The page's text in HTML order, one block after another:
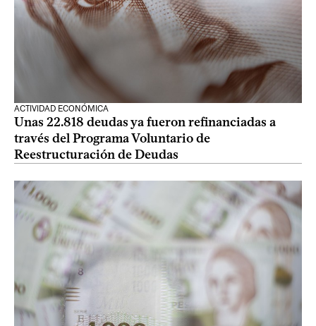
ACTIVIDAD ECONÓMICA
Unas 22.818 deudas ya fueron refinanciadas a
través del Programa Voluntario de
Reestructuración de Deudas